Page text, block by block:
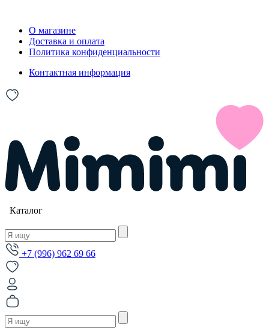
О магазине
Доставка и оплата
Политика конфиденциальности
Контактная информация
Каталог
+7 (996) 962 69 66